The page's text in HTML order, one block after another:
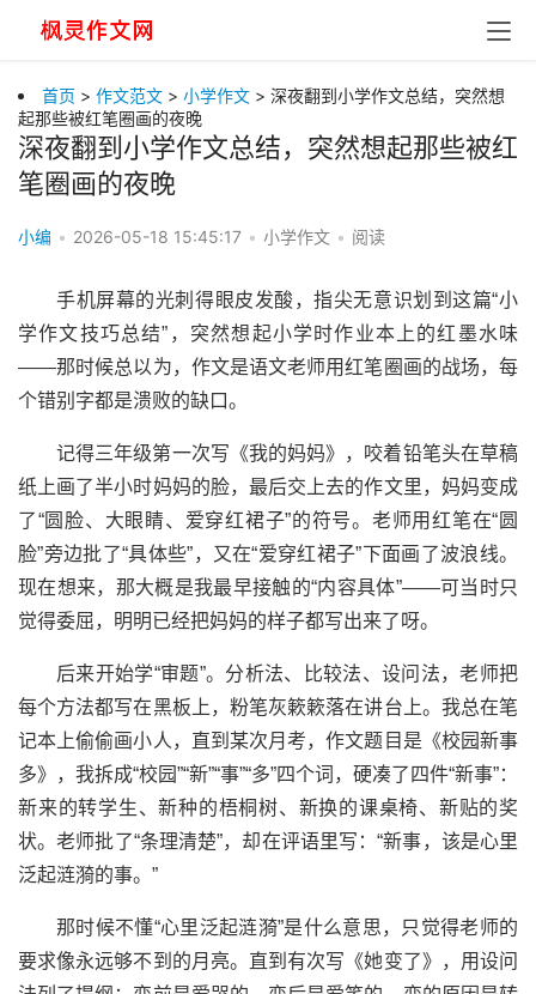
首页 > 作文范文 > 小学作文 > 深夜翻到小学作文总结，突然想
起那些被红笔圈画的夜晚
深夜翻到小学作文总结，突然想起那些被红
笔圈画的夜晚
小编 • 2026-05-18 15:45:17 • 小学作文 • 阅读
手机屏幕的光刺得眼皮发酸，指尖无意识划到这篇“小
学作文技巧总结”，突然想起小学时作业本上的红墨水味
——那时候总以为，作文是语文老师用红笔圈画的战场，每
个错别字都是溃败的缺口。
记得三年级第一次写《我的妈妈》，咬着铅笔头在草稿
纸上画了半小时妈妈的脸，最后交上去的作文里，妈妈变成
了“圆脸、大眼睛、爱穿红裙子”的符号。老师用红笔在“圆
脸”旁边批了“具体些”，又在“爱穿红裙子”下面画了波浪线。
现在想来，那大概是我最早接触的“内容具体”——可当时只
觉得委屈，明明已经把妈妈的样子都写出来了呀。
后来开始学“审题”。分析法、比较法、设问法，老师把
每个方法都写在黑板上，粉笔灰簌簌落在讲台上。我总在笔
记本上偷偷画小人，直到某次月考，作文题目是《校园新事
多》，我拆成“校园”“新”“事”“多”四个词，硬凑了四件“新事”：
新来的转学生、新种的梧桐树、新换的课桌椅、新贴的奖
状。老师批了“条理清楚”，却在评语里写：“新事，该是心里
泛起涟漪的事。”
那时候不懂“心里泛起涟漪”是什么意思，只觉得老师的
要求像永远够不到的月亮。直到有次写《她变了》，用设问